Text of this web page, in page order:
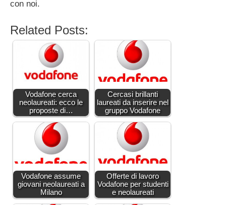
con noi.
Related Posts:
Vodafone cerca
neolaureati: ecco le
proposte di…
Cercasi brillanti
laureati da inserire nel
gruppo Vodafone
Vodafone assume
giovani neolaureati a
Milano
Offerte di lavoro
Vodafone per studenti
e neolaureati